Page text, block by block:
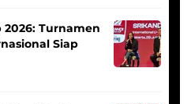
Turnamen
Siap